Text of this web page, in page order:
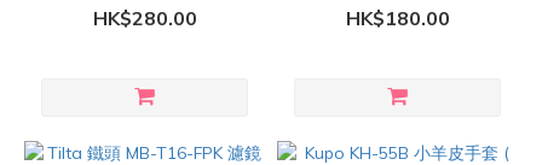
HK$280.00 HK$180.00